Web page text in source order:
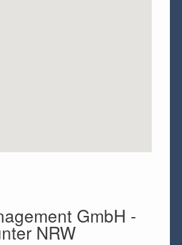
GmbH -
NRW